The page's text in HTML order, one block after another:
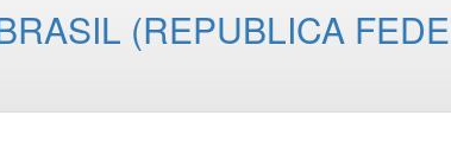
(REPUBLICA